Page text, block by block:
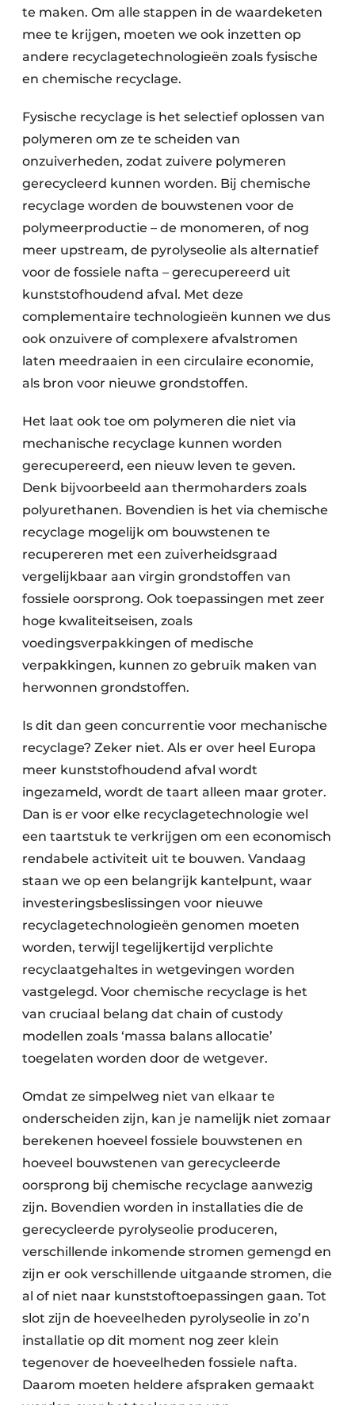
Papierafval
Textielrecyclage
te maken. Om alle stappen in de waardeketen
mee te krijgen, moeten we ook inzetten op
andere recyclagetechnologieën zoals fysische
en chemische recyclage.
Fysische recyclage is het selectief oplossen van
polymeren om ze te scheiden van
onzuiverheden, zodat zuivere polymeren
gerecycleerd kunnen worden. Bij chemische
recyclage worden de bouwstenen voor de
polymeerproductie – de monomeren, of nog
meer upstream, de pyrolyseolie als alternatief
voor de fossiele nafta – gerecupereerd uit
kunststofhoudend afval. Met deze
complementaire technologieën kunnen we dus
ook onzuivere of complexere afvalstromen
laten meedraaien in een circulaire economie,
als bron voor nieuwe grondstoffen.
Het laat ook toe om polymeren die niet via
mechanische recyclage kunnen worden
gerecupereerd, een nieuw leven te geven.
Denk bijvoorbeeld aan thermoharders zoals
polyurethanen. Bovendien is het via chemische
recyclage mogelijk om bouwstenen te
recupereren met een zuiverheidsgraad
vergelijkbaar aan virgin grondstoffen van
fossiele oorsprong. Ook toepassingen met zeer
hoge kwaliteitseisen, zoals
voedingsverpakkingen of medische
verpakkingen, kunnen zo gebruik maken van
herwonnen grondstoffen.
Is dit dan geen concurrentie voor mechanische
recyclage? Zeker niet. Als er over heel Europa
meer kunststofhoudend afval wordt
ingezameld, wordt de taart alleen maar groter.
Dan is er voor elke recyclagetechnologie wel
een taartstuk te verkrijgen om een economisch
rendabele activiteit uit te bouwen. Vandaag
staan we op een belangrijk kantelpunt, waar
investeringsbeslissingen voor nieuwe
recyclagetechnologieën genomen moeten
worden, terwijl tegelijkertijd verplichte
recyclaatgehaltes in wetgevingen worden
vastgelegd. Voor chemische recyclage is het
van cruciaal belang dat chain of custody
modellen zoals ‘massa balans allocatie’
toegelaten worden door de wetgever.
Omdat ze simpelweg niet van elkaar te
onderscheiden zijn, kan je namelijk niet zomaar
berekenen hoeveel fossiele bouwstenen en
hoeveel bouwstenen van gerecycleerde
oorsprong bij chemische recyclage aanwezig
zijn. Bovendien worden in installaties die de
gerecycleerde pyrolyseolie produceren,
verschillende inkomende stromen gemengd en
zijn er ook verschillende uitgaande stromen, die
al of niet naar kunststoftoepassingen gaan. Tot
slot zijn de hoeveelheden pyrolyseolie in zo’n
installatie op dit moment nog zeer klein
tegenover de hoeveelheden fossiele nafta.
Daarom moeten heldere afspraken gemaakt